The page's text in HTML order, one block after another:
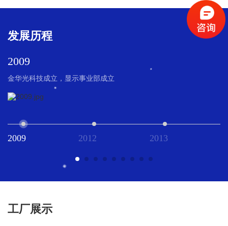
发展历程
2009
金华光科技成立，显示事业部成立
2009 2012 2013
工厂展示